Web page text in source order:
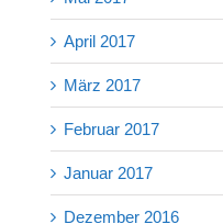
April 2017
März 2017
Februar 2017
Januar 2017
Dezember 2016